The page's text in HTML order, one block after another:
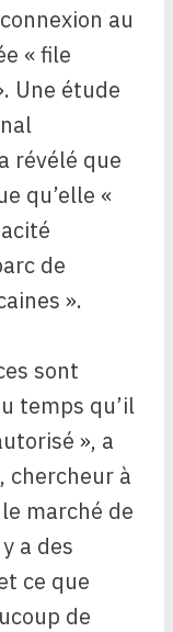
au
« file
Une étude
révélé que
qu’elle «
de
».
sont
temps qu’il
», a
chercheur à
marché de
a des
ce que
de